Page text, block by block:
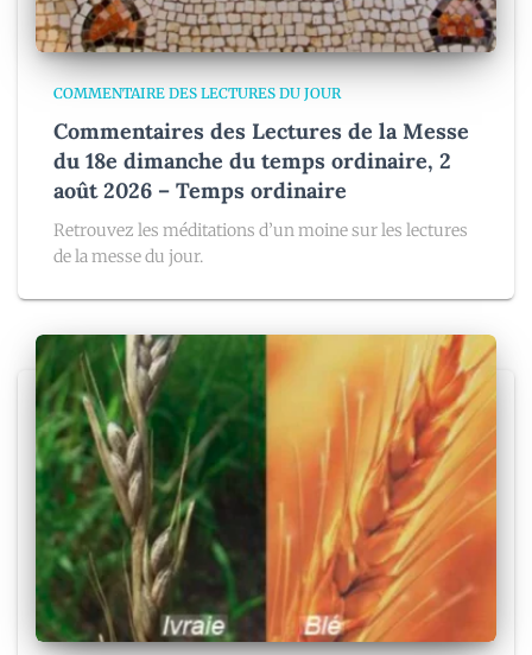
COMMENTAIRE DES LECTURES DU JOUR
Commentaires des Lectures de la Messe
du 18e dimanche du temps ordinaire, 2
août 2026 – Temps ordinaire
Retrouvez les méditations d’un moine sur les lectures
de la messe du jour.